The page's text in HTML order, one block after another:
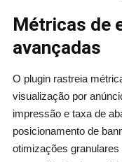
Métricas de
avançadas
O plugin rastreia
visualização por
impressão e taxa de
posicionamento de
otimizações